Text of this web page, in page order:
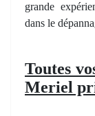
grande
dans le
Toutes
Meriel